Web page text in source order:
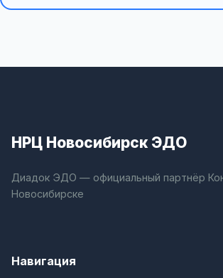
НРЦ Новосибирск ЭДО
Диадок ЭДО — официальный партнёр
Новосибирске
Навигация